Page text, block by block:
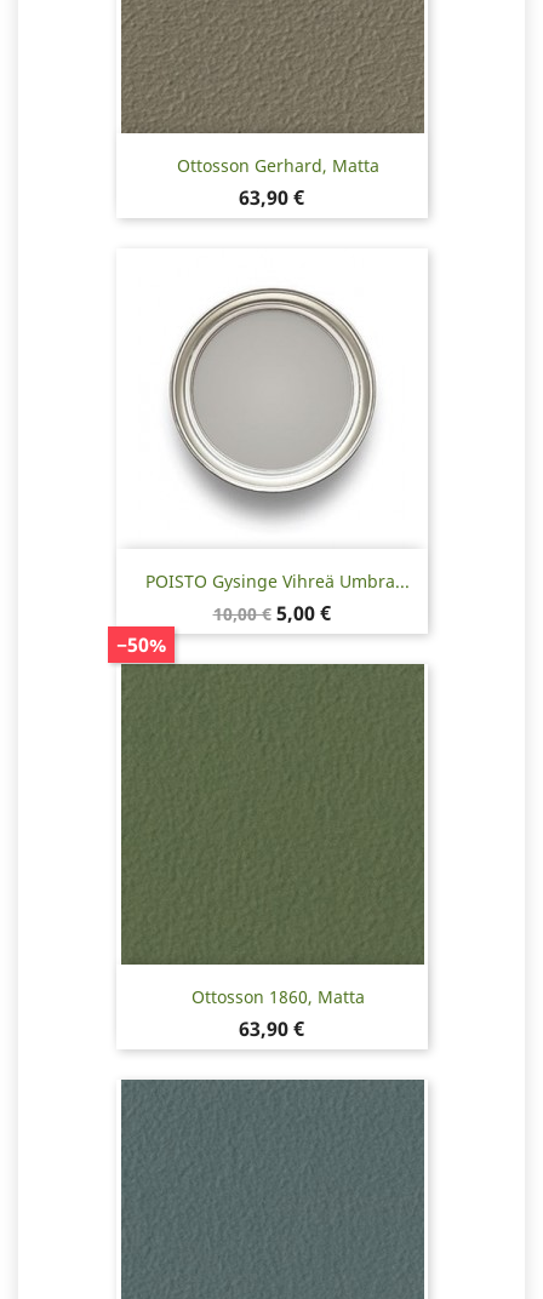
Ottosson Gerhard, Matta
Hinta
63,90 €
POISTO Gysinge Vihreä Umbra...
Normaalihinta
10,00 €
−50%
Hinta
5,00 €
Ottosson 1860, Matta
Hinta
63,90 €